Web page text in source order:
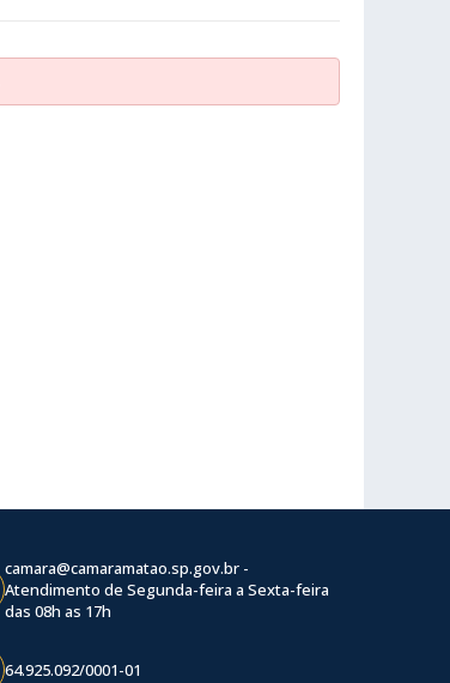
camara@camaramatao.sp.gov.br -
Atendimento de Segunda-feira a Sexta-feira
das 08h as 17h
64.925.092/0001-01